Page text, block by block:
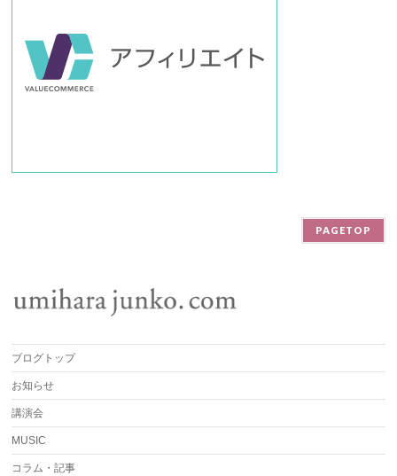
PAGETOP
ブログトップ
お知らせ
講演会
MUSIC
コラム・記事